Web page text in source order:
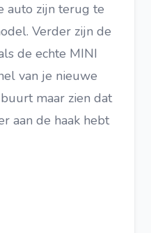
auto zijn terug te
Verder zijn de
de echte MINI
van je nieuwe
maar zien dat
aan de haak hebt